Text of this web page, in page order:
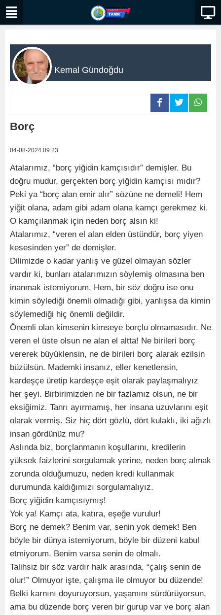
Kemal Gündoğdu
Borç
04-08-2024 09:23
Atalarımız, “borç yiğidin kamçısıdır” demişler. Bu
doğru mudur, gerçekten borç yiğidin kamçısı mıdır?
Peki ya “borç alan emir alır” sözüne ne demeli! Hem
yiğit olana, adam gibi adam olana kamçı gerekmez ki.
O kamçılanmak için neden borç alsın ki!
Atalarımız, “veren el alan elden üstündür, borç yiyen
kesesinden yer” de demişler.
Dilimizde o kadar yanlış ve güzel olmayan sözler
vardır ki, bunları atalarımızın söylemiş olmasına ben
inanmak istemiyorum. Hem, bir söz doğru ise onu
kimin söylediği önemli olmadığı gibi, yanlışsa da kimin
söylemediği hiç önemli değildir.
Önemli olan kimsenin kimseye borçlu olmamasıdır. Ne
veren el üste olsun ne alan el altta! Ne birileri borç
vererek büyüklensin, ne de birileri borç alarak ezilsin
büzülsün. Mademki insanız, eller kenetlensin,
kardeşçe üretip kardeşçe eşit olarak paylaşmalıyız
her şeyi. Birbirimizden ne bir fazlamız olsun, ne bir
eksiğimiz. Tanrı ayırmamış, her insana uzuvlarını eşit
olarak vermiş. Siz hiç dört gözlü, dört kulaklı, iki ağızlı
insan gördünüz mu?
Aslında biz, borçlanmanın koşullarını, kredilerin
yüksek faizlerini sorgulamak yerine, neden borç almak
zorunda olduğumuzu, neden kredi kullanmak
durumunda kaldığımızı sorgulamalıyız.
Borç yiğidin kamçısıymış!
Yok ya! Kamçı ata, katıra, eşeğe vurulur!
Borç ne demek? Benim var, senin yok demek! Ben
böyle bir dünya istemiyorum, böyle bir düzeni kabul
etmiyorum. Benim varsa senin de olmalı.
Talihsiz bir söz vardır halk arasında, “çalış senin de
olur!” Olmuyor işte, çalışma ile olmuyor bu düzende!
Belki karnını doyuruyorsun, yaşamını sürdürüyorsun,
ama bu düzende borç veren bir gurup var ve borç alan